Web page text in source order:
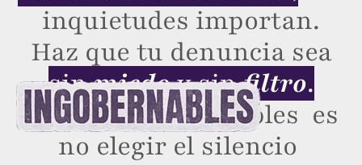
inquietudes importan.
Haz que tu denuncia sea
sinmiedoy sinfiltro.
Porque ser ingonjbles es
no elegir el silencio